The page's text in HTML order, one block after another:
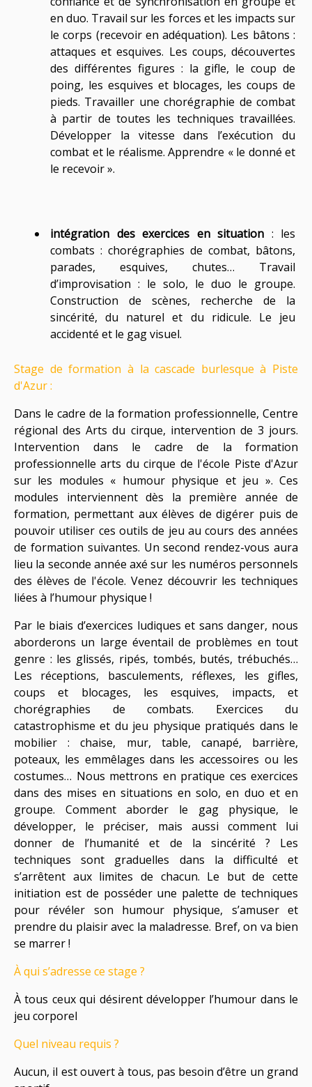
en duo. Travail sur les forces et les impacts sur
le corps (recevoir en adéquation). Les bâtons :
attaques et esquives. Les coups, découvertes
des différentes figures : la gifle, le coup de
poing, les esquives et blocages, les coups de
pieds. Travailler une chorégraphie de combat
à partir de toutes les techniques travaillées.
Développer la vitesse dans l’exécution du
combat et le réalisme. Apprendre « le donné et
le recevoir ».
intégration des exercices en situation : les
combats : chorégraphies de combat, bâtons,
parades, esquives, chutes… Travail
d’improvisation : le solo, le duo le groupe.
Construction de scènes, recherche de la
sincérité, du naturel et du ridicule. Le jeu
accidenté et le gag visuel.
Stage de formation à la cascade burlesque à Piste
d'Azur :
Dans le cadre de la formation professionnelle, Centre
régional des Arts du cirque, intervention de 3 jours.
Intervention dans le cadre de la formation
professionnelle arts du cirque de l'école Piste d'Azur
sur les modules « humour physique et jeu ». Ces
modules interviennent dès la première année de
formation, permettant aux élèves de digérer puis de
pouvoir utiliser ces outils de jeu au cours des années
de formation suivantes. Un second rendez-vous aura
lieu la seconde année axé sur les numéros personnels
des élèves de l'école. Venez découvrir les techniques
liées à l’humour physique !
Par le biais d’exercices ludiques et sans danger, nous
aborderons un large éventail de problèmes en tout
genre : les glissés, ripés, tombés, butés, trébuchés…
Les réceptions, basculements, réflexes, les gifles,
coups et blocages, les esquives, impacts, et
chorégraphies de combats. Exercices du
catastrophisme et du jeu physique pratiqués dans le
mobilier : chaise, mur, table, canapé, barrière,
poteaux, les emmêlages dans les accessoires ou les
costumes… Nous mettrons en pratique ces exercices
dans des mises en situations en solo, en duo et en
groupe. Comment aborder le gag physique, le
développer, le préciser, mais aussi comment lui
donner de l’humanité et de la sincérité ? Les
techniques sont graduelles dans la difficulté et
s’arrêtent aux limites de chacun. Le but de cette
initiation est de posséder une palette de techniques
pour révéler son humour physique, s’amuser et
prendre du plaisir avec la maladresse. Bref, on va bien
se marrer !
À qui s’adresse ce stage ?
À tous ceux qui désirent développer l’humour dans le
jeu corporel
Quel niveau requis ?
Aucun, il est ouvert à tous, pas besoin d’être un grand